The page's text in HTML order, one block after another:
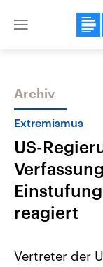
Close
Themen
2026
Archiv
Extremismus
US-
reagiert
Vertreter der